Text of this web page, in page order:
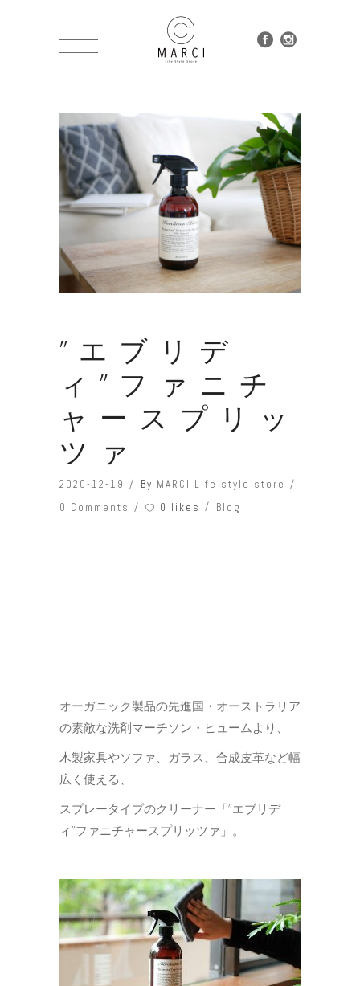
”エブリデ
ィ”ファニチ
ャースプリッ
ツァ
2020-12-19 By MARCI Life style store
0 Comments
0 likes Blog
オーガニック製品の先進国・オーストラリア
の素敵な洗剤マーチソン・ヒュームより、
木製家具やソファ、ガラス、合成皮革など幅
広く使える、
スプレータイプのクリーナー「”エブリデ
ィ”ファニチャースプリッツァ」。